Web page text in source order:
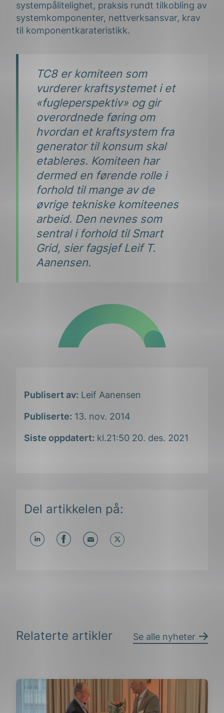
systempålitelighet, praksis rundt tilkobling av
systemkomponenter, nettverksansvar, krav
til komponentkarateristikk.
TC8 er komiteen som
vurderer kraftsystemet i et
«fugleperspektiv» og gir
overordnede føring om
hvordan et kraftsystem fra
generator til konsum skal
etableres. Komiteen har
dermed en førende rolle i
forhold til mange av de
øvrige tekniske komiteenes
arbeid. Den nevnes som
sentral i forhold til Smart
Grid, sier fagsjef Leif T.
Aanensen.
Publisert av: Leif Aanensen
Publiserte: 13. nov. 2014
Siste oppdatert: kl.21:50 20. des. 2021
Del artikkelen på:
Relaterte artikler Se alle nyheter